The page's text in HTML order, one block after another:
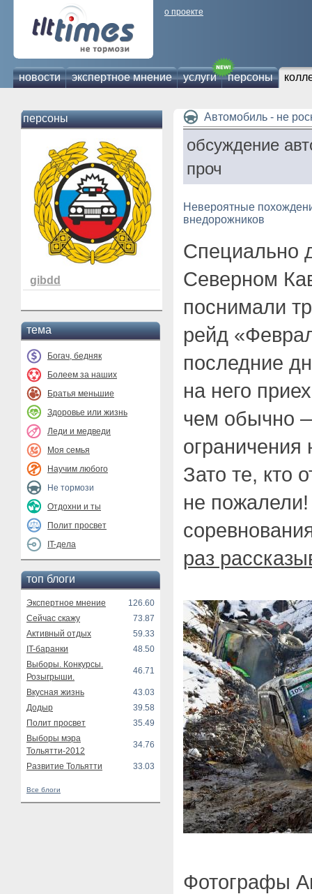
о проекте
новости экспертное мнение услуги персоны
персоны
gibdd
тема
Богач, бедняк
Болеем за наших
Братья меньшие
Здоровье или жизнь
Леди и медведи
Моя семья
Научим любого
Не тормози
Отдохни и ты
Полит просвет
IT-дела
топ блоги
Экспертное мнение
126.60
Сейчас скажу
73.87
Активный отдых
59.33
IT-баранки
48.50
Выборы. Конкурсы.
Розыгрыши.
46.71
Вкусная жизнь
43.03
Додыр
39.58
Полит просвет
35.49
Выборы мэра
Тольятти-2012
34.76
Развитие Тольятти 33.03
Все блоги
Автомобиль - не
обсуждение
проч
Невероятные
внедорожников
Специально
Северном
поснимали
рейд
последние
на него
чем обычно
ограничения
Зато те, кто
не
раз
Фотографы